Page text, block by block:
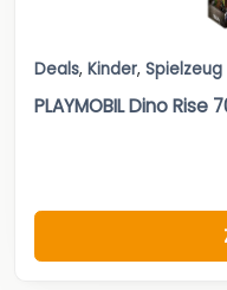
Deals, Kinder, Spielzeug
PLAYMOBIL Dino Rise